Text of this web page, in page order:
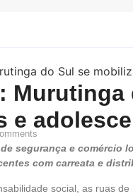
e
segurança e comércio
com carreata e
social, as ruas